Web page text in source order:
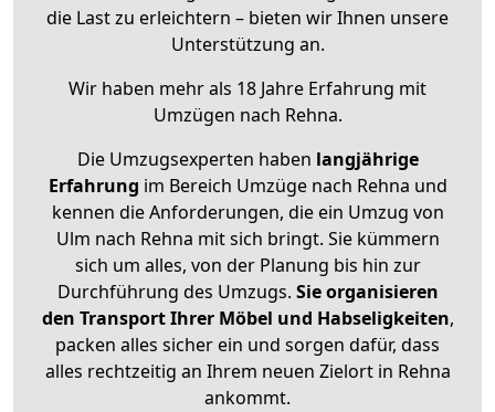
die Last zu erleichtern – bieten wir Ihnen unsere
Unterstützung an.
Wir haben mehr als 18 Jahre Erfahrung mit
Umzügen nach Rehna.
Die Umzugsexperten haben langjährige
Erfahrung im Bereich Umzüge nach Rehna und
kennen die Anforderungen, die ein Umzug von
Ulm nach Rehna mit sich bringt. Sie kümmern
sich um alles, von der Planung bis hin zur
Durchführung des Umzugs. Sie organisieren
den Transport Ihrer Möbel und Habseligkeiten,
packen alles sicher ein und sorgen dafür, dass
alles rechtzeitig an Ihrem neuen Zielort in Rehna
ankommt.